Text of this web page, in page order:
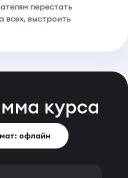
перестать
всех, выстроить
курса
офлайн